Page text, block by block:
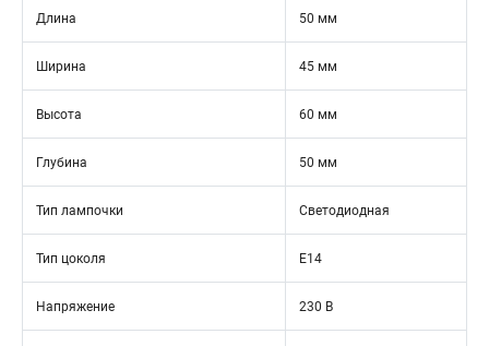
Длина 50 мм
Ширина 45 мм
Высота 60 мм
Глубина 50 мм
Тип лампочки Светодиодная
Тип цоколя E14
Напряжение 230 В